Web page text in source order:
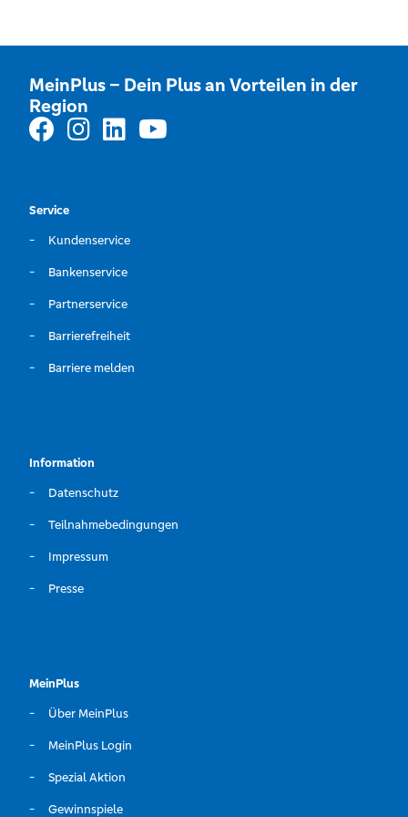
MeinPlus – Dein Plus an Vorteilen in der
Region
Service
Kundenservice
Bankenservice
Partnerservice
Barrierefreiheit
Barriere melden
Information
Datenschutz
Teilnahmebedingungen
Impressum
Presse
MeinPlus
Über MeinPlus
MeinPlus Login
Spezial Aktion
Gewinnspiele